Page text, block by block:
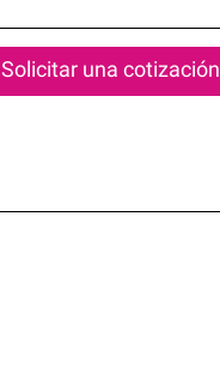
Solicitar una cotización